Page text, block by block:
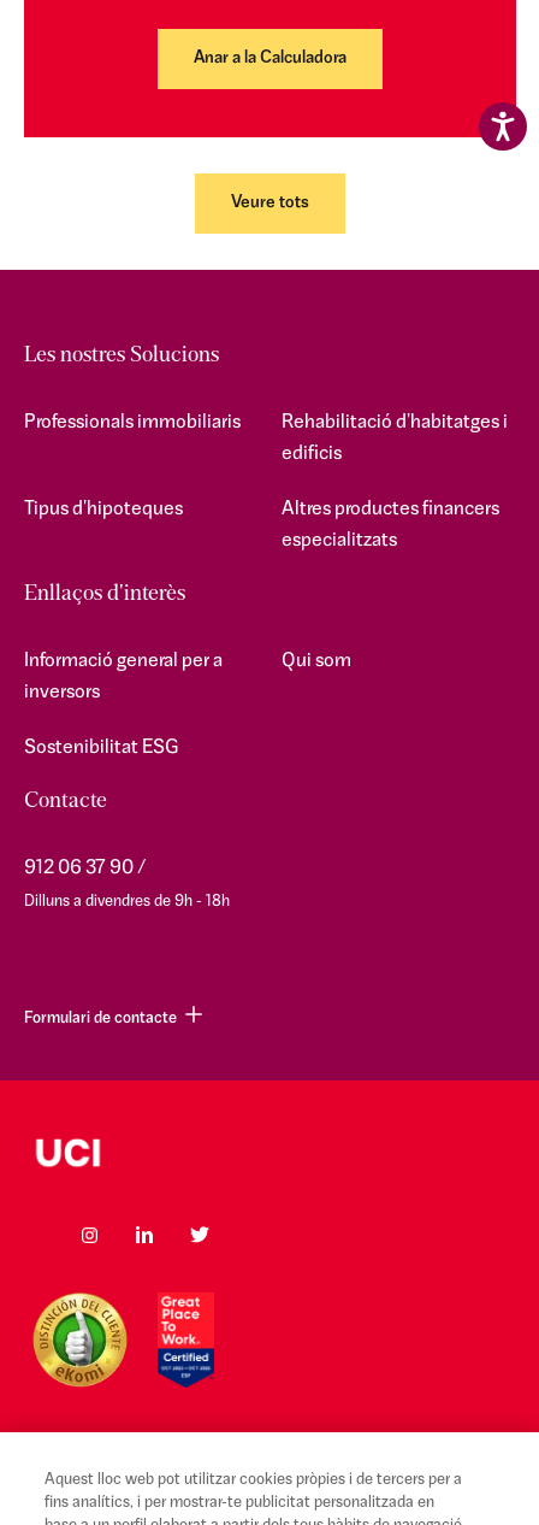
Anar a la Calculadora
Veure tots
Les nostres Solucions
Professionals immobiliaris
Rehabilitació d'habitatges i
edificis
Tipus d'hipoteques
Altres productes financers
especialitzats
Enllaços d'interès
Informació general per a
inversors
Qui som
Sostenibilitat ESG
Contacte
912 06 37 90
Dilluns a divendres de 9h - 18h
Formulari de contacte
Avís legal i Condicions d'ús
Aquest lloc web pot utilitzar cookies pròpies i de tercers per a
fins analítics, i per mostrar-te publicitat personalitzada en